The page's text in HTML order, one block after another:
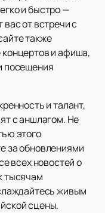
и быстро —
вас от встречи с
также
концертов и афиша,
посещения
и талант,
с аншлагом. Не
этого
за обновлениями
всех новостей о
тысячам
живым
сцены.